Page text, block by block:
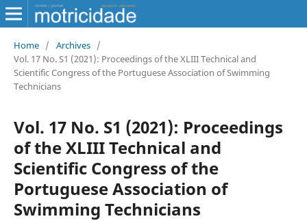
Home / Archives /
Vol. 17 No. S1 (2021): Proceedings of the XLIII Technical and
Scientific Congress of the Portuguese Association of Swimming
Technicians
Vol. 17 No. S1 (2021): Proceedings
of the XLIII Technical and
Scientific Congress of the
Portuguese Association of
Swimming Technicians